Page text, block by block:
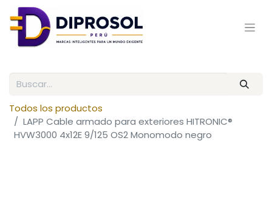
Todos los productos
LAPP Cable armado para exteriores HITRONIC®
HVW3000 4x12E 9/125 OS2 Monomodo negro